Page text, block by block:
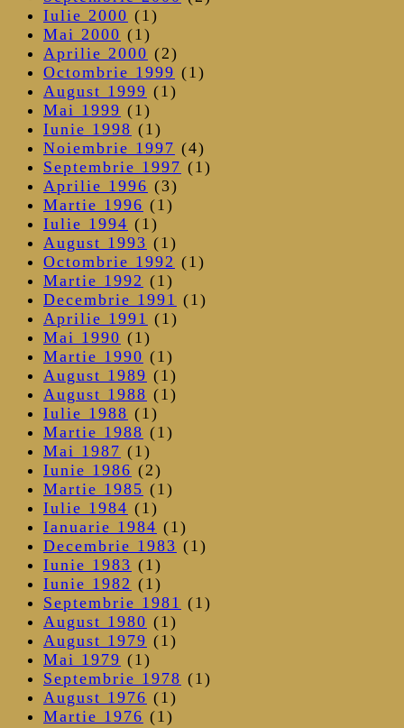
Iulie 2000 (1)
Mai 2000 (1)
Aprilie 2000 (2)
Octombrie 1999 (1)
August 1999 (1)
Mai 1999 (1)
Iunie 1998 (1)
Noiembrie 1997 (4)
Septembrie 1997 (1)
Aprilie 1996 (3)
Martie 1996 (1)
Iulie 1994 (1)
August 1993 (1)
Octombrie 1992 (1)
Martie 1992 (1)
Decembrie 1991 (1)
Aprilie 1991 (1)
Mai 1990 (1)
Martie 1990 (1)
August 1989 (1)
August 1988 (1)
Iulie 1988 (1)
Martie 1988 (1)
Mai 1987 (1)
Iunie 1986 (2)
Martie 1985 (1)
Iulie 1984 (1)
Ianuarie 1984 (1)
Decembrie 1983 (1)
Iunie 1983 (1)
Iunie 1982 (1)
Septembrie 1981 (1)
August 1980 (1)
August 1979 (1)
Mai 1979 (1)
Septembrie 1978 (1)
August 1976 (1)
Martie 1976 (1)